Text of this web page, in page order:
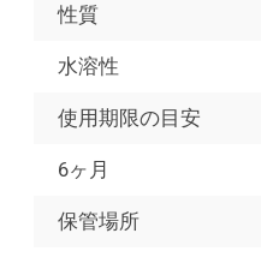
性質
水溶性
使用期限の目安
6ヶ月
保管場所